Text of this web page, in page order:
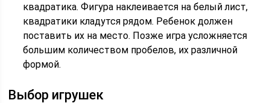
квадратика. Фигура наклеивается на белый лист,
квадратики кладутся рядом. Ребенок должен
поставить их на место. Позже игра усложняется
большим количеством пробелов, их различной
формой.
Выбор игрушек